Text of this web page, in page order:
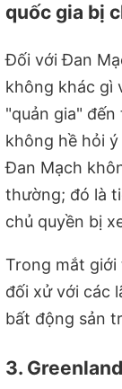
quốc gia bị
Đối với Đan
không khác gì
"quản gia"
không hề hỏi
Đan Mạch
thường; đó là
chủ quyền bị
Trong mắt giới
đối xử với các
bất động sản
3.